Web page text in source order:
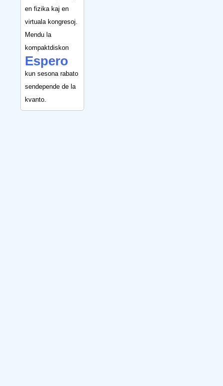
en fizika kaj en
virtuala kongresoj.
Mendu la
kompaktdiskon
Espero
kun sesona rabato
sendepende de la
kvanto.